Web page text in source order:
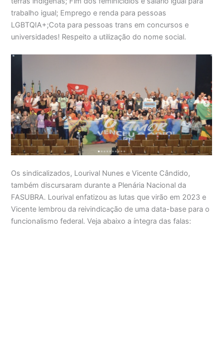
trabalho igual; Emprego e renda para pessoas
LGBTQIA+;Cota para pessoas trans em concursos e
universidades! Respeito a utilização do nome social.
Os sindicalizados, Lourival Nunes e Vicente Cândido,
também discursaram durante a Plenária Nacional da
FASUBRA. Lourival enfatizou as lutas que virão em 2023 e
Vicente lembrou da reivindicação de uma data-base para o
funcionalismo federal. Veja abaixo a íntegra das falas: